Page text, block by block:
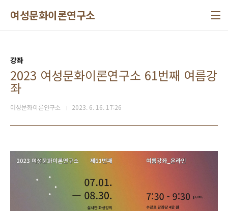
여성문화이론연구소
강좌
2023 여성문화이론연구소 61번째 여름강
좌
여성문화이론연구소 2023. 6. 16. 17:26